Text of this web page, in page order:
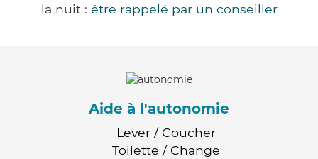
la nuit : être rappelé par un conseiller
Aide à l'autonomie
Lever / Coucher
Toilette / Change